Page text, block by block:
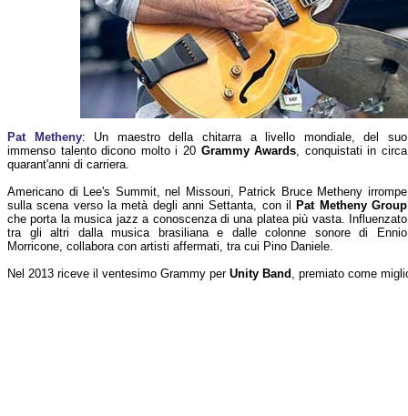
Pat Metheny: Un maestro della chitarra a livello mondiale, del suo
immenso talento dicono molto i 20 Grammy Awards, conquistati in circa
quarant'anni di carriera.
Americano di Lee's Summit, nel Missouri, Patrick Bruce Metheny irrompe
sulla scena verso la metà degli anni Settanta, con il
Pat Metheny Group
che porta la musica jazz a conoscenza di una platea più vasta. Influenzato
tra gli altri dalla musica brasiliana e dalle colonne sonore di Ennio
Morricone, collabora con artisti affermati, tra cui Pino Daniele.
Nel 2013 riceve il ventesimo Grammy per Unity Band , premiato come